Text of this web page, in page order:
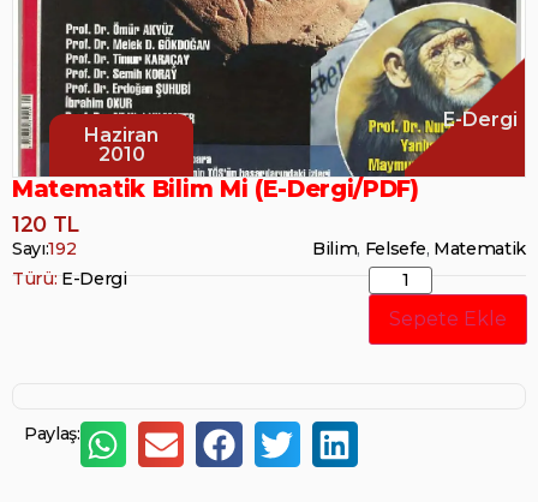
Haziran
2010
E-Dergi
Matematik Bilim Mi (E-Dergi/PDF)
120 TL
Sayı:192 Bilim, Felsefe, Matematik
Türü: E-Dergi
Sepete Ekle
Paylaş: